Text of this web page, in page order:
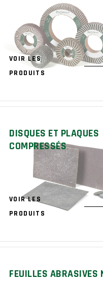
VOIR LES
PRODUITS
DISQUES ET PLAQUES
COMPRESSÉS
VOIR LES
PRODUITS
FEUILLES ABRASIVES